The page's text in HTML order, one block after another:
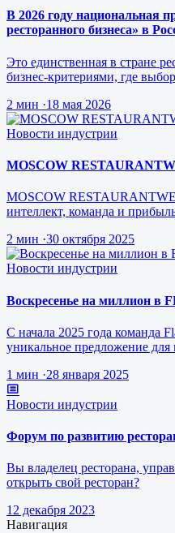
В 2026 году национальная
ресторанного бизнеса» в
Это единственная в стране
бизнес-критериями, где
2 мин ·18 мая 2026
Новости индустрии
MOSCOW
MOSCOW
интеллект, команда и
2 мин ·30 октября 2025
Новости индустрии
Воскресенье на миллион в
С начала 2025 года команда
уникальное предложение для
1 мин ·28 января 2025
Новости индустрии
Форум по развитию
Вы владелец ресторана,
открыть свой ресторан?
12 декабря 2023
Навигация